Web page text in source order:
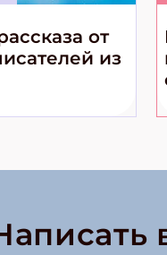
от
из